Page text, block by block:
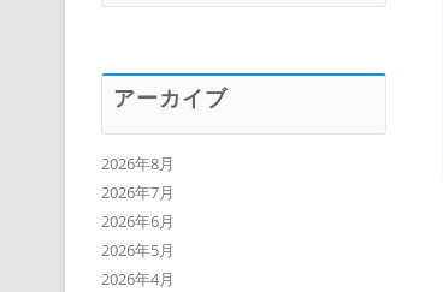
アーカイブ
2026年8月
2026年7月
2026年6月
2026年5月
2026年4月